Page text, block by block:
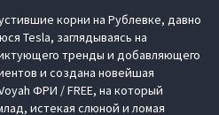
корни на Рублевке, давно
Tesla, заглядываясь на
тренды и добавляющего
и создана новейшая
ФРИ / FREE, на который
истекая слюной и ломая